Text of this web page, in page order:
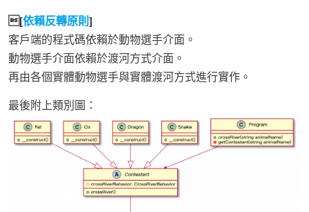
[依賴反轉原則 ]
客戶端的程式碼依賴於動物選手介面。
動物選手介面依賴於渡河方式介面。
再由各個實體動物選手與實體渡河方式進行實作。
最後附上類別圖：